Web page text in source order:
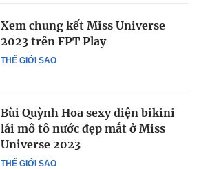
THẾ GIỚI SAO
Xem chung kết Miss Universe
2023 trên FPT Play
THẾ GIỚI SAO
Bùi Quỳnh Hoa sexy diện bikini
lái mô tô nước đẹp mắt ở Miss
Universe 2023